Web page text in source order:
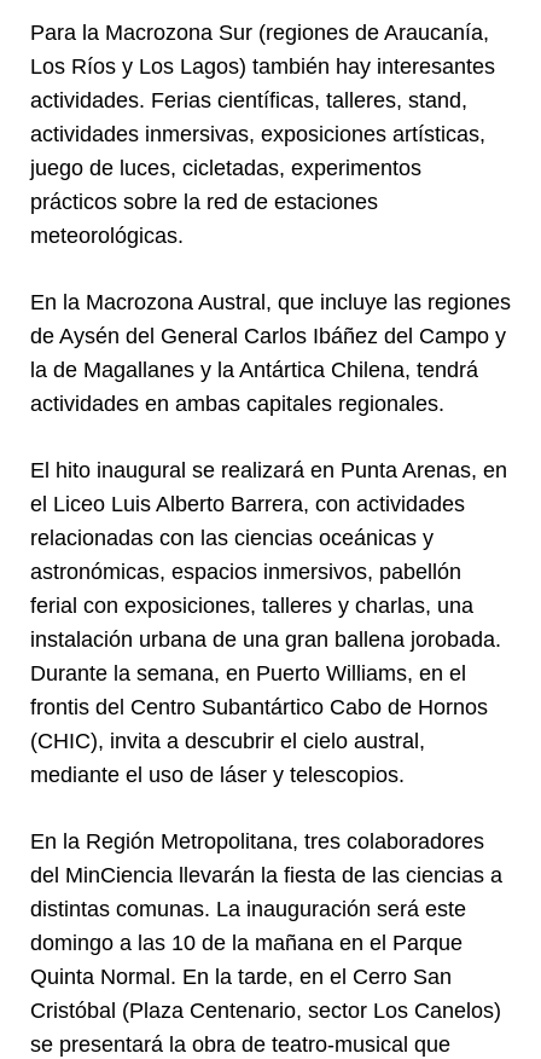
Para la Macrozona Sur (regiones de Araucanía,
Los Ríos y Los Lagos) también hay interesantes
actividades. Ferias científicas, talleres, stand,
actividades inmersivas, exposiciones artísticas,
juego de luces, cicletadas, experimentos
prácticos sobre la red de estaciones
meteorológicas.
En la Macrozona Austral, que incluye las regiones
de Aysén del General Carlos Ibáñez del Campo y
la de Magallanes y la Antártica Chilena, tendrá
actividades en ambas capitales regionales.
El hito inaugural se realizará en Punta Arenas, en
el Liceo Luis Alberto Barrera, con actividades
relacionadas con las ciencias oceánicas y
astronómicas, espacios inmersivos, pabellón
ferial con exposiciones, talleres y charlas, una
instalación urbana de una gran ballena jorobada.
Durante la semana, en Puerto Williams, en el
frontis del Centro Subantártico Cabo de Hornos
(CHIC), invita a descubrir el cielo austral,
mediante el uso de láser y telescopios.
En la Región Metropolitana, tres colaboradores
del MinCiencia llevarán la fiesta de las ciencias a
distintas comunas. La inauguración será este
domingo a las 10 de la mañana en el Parque
Quinta Normal. En la tarde, en el Cerro San
Cristóbal (Plaza Centenario, sector Los Canelos)
se presentará la obra de teatro-musical que